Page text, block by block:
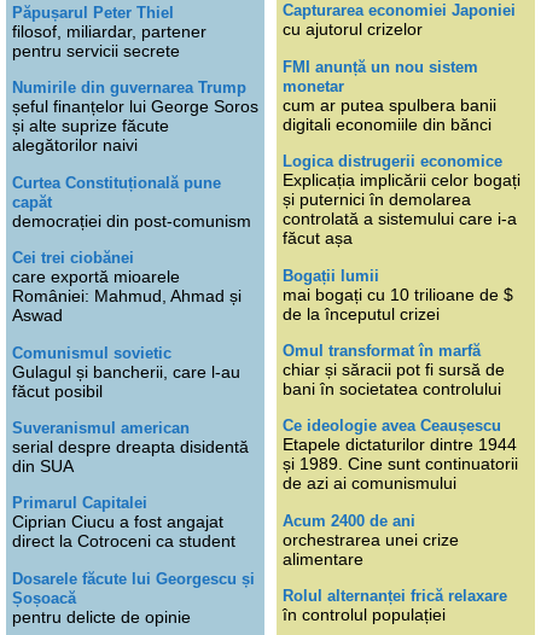
Păpușarul Peter Thiel
filosof, miliardar, partener
pentru servicii secrete
Numirile din guvernarea Trump
șeful finanțelor lui George Soros
și alte suprize făcute
alegătorilor naivi
Curtea Constituțională pune
capăt
democrației din post-comunism
Cei trei ciobănei
care exportă mioarele
României: Mahmud, Ahmad și
Aswad
Comunismul sovietic
Gulagul și bancherii, care l-au
făcut posibil
Suveranismul american
serial despre dreapta disidentă
din SUA
Primarul Capitalei
Ciprian Ciucu a fost angajat
direct la Cotroceni ca student
Dosarele făcute lui Georgescu și
Șoșoacă
pentru delicte de opinie
Capturarea economiei Japoniei
cu ajutorul crizelor
FMI anunță un nou sistem
monetar
cum ar putea spulbera banii
digitali economiile din bănci
Logica distrugerii economice
Explicația implicării celor bogați
și puternici în demolarea
controlată a sistemului care i-a
făcut așa
Bogații lumii
mai bogați cu 10 trilioane de $
de la începutul crizei
Omul transformat în marfă
chiar și săracii pot fi sursă de
bani în societatea controlului
Ce ideologie avea Ceaușescu
Etapele dictaturilor dintre 1944
și 1989. Cine sunt continuatorii
de azi ai comunismului
Acum 2400 de ani
orchestrarea unei crize
alimentare
Rolul alternanței frică relaxare
în controlul populației